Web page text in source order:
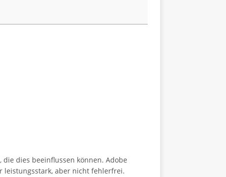
die dies beeinflussen können. Adobe
leistungsstark, aber nicht fehlerfrei.